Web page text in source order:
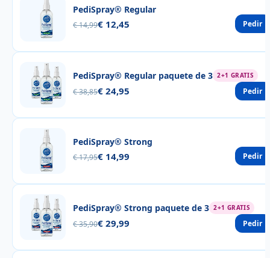
PediSpray® Regular
€ 14,99€ 12,45 Pedir
PediSpray® Regular paquete de 3 2+1 GRATIS
€ 38,85€ 24,95 Pedir
PediSpray® Strong
€ 17,95€ 14,99 Pedir
PediSpray® Strong paquete de 3 2+1 GRATIS
€ 35,90€ 29,99 Pedir